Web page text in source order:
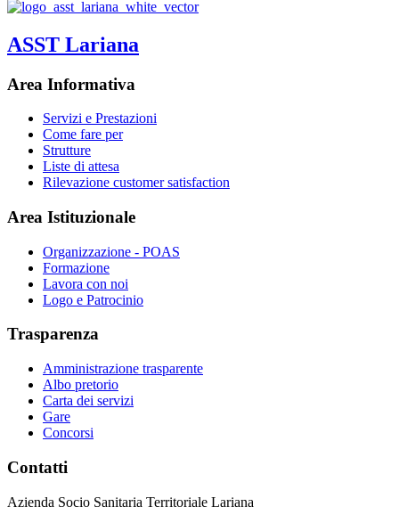
ASST Lariana
Area Informativa
Servizi e Prestazioni
Come fare per
Strutture
Liste di attesa
Rilevazione customer satisfaction
Area Istituzionale
Organizzazione - POAS
Formazione
Lavora con noi
Logo e Patrocinio
Trasparenza
Amministrazione trasparente
Albo pretorio
Carta dei servizi
Gare
Concorsi
Contatti
Azienda Socio Sanitaria Territoriale Lariana